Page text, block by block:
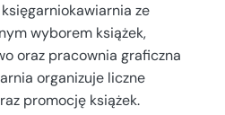
ze
wyborem książek,
oraz pracownia graficzna
organizuje liczne
promocję książek.